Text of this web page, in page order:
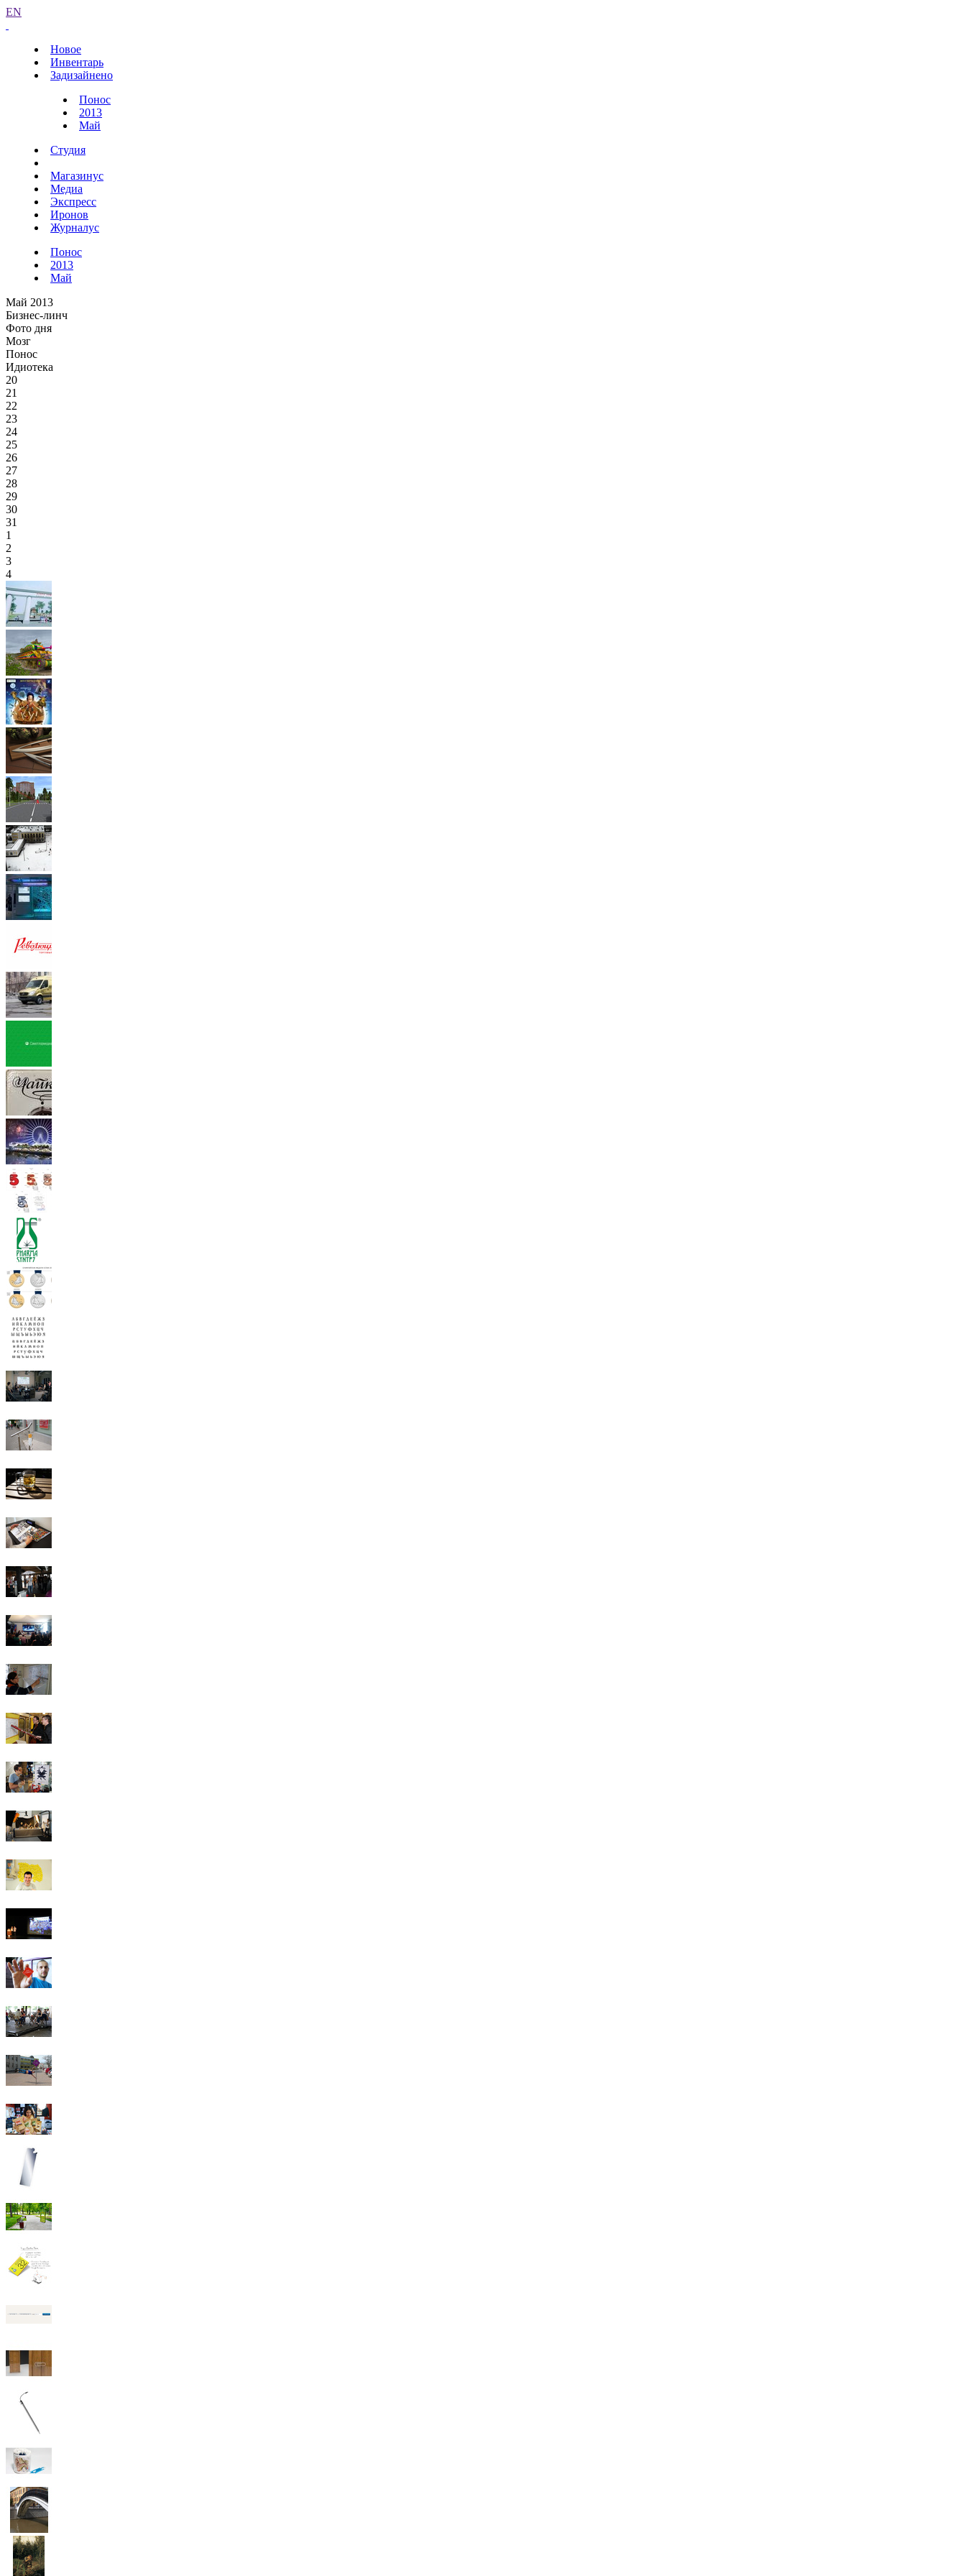
EN
Новое
Инвентарь
Задизайнено
Понос
2013
Май
Студия
Магазинус
Медиа
Экспресс
Иронов
Журналус
Понос
2013
Май
Май 2013
Бизнес-линч
Фото дня
Мозг
Понос
Идиотека
20
21
22
23
24
25
26
27
28
29
30
31
1
2
3
4